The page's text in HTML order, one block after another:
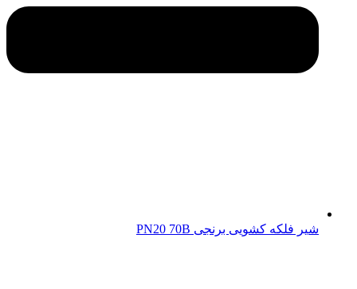
شیر فلکه کشویی برنجی PN20 70B